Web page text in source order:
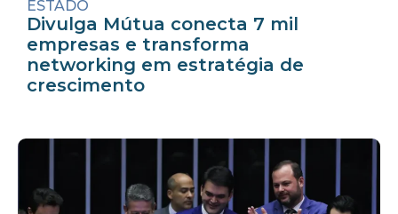
ESTADO
Divulga Mútua conecta 7 mil
empresas e transforma
networking em estratégia de
crescimento